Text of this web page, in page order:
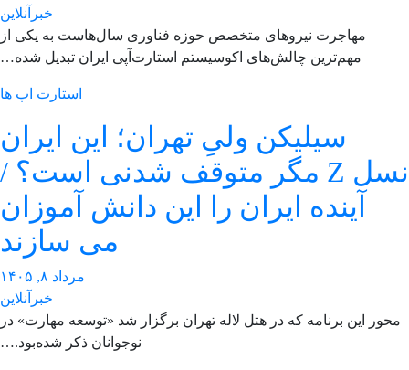
خبرآنلاین
مهاجرت نیروهای متخصص حوزه فناوری سال‌هاست به یکی از
مهم‌ترین چالش‌های اکوسیستم استارت‌آپی ایران تبدیل شده…
استارت اپ ها
سیلیکن ولیِ تهران؛ این ایران
نسل Z مگر متوقف شدنی است؟ /
آینده ایران را این دانش آموزان
می سازند
مرداد ۸, ۱۴۰۵
خبرآنلاین
این برنامه که در هتل لاله تهران برگزار شد «توسعه مهارت» در
نوجوانان ذکر شده‌بود.…